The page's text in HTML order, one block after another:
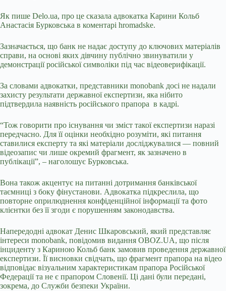
Як пише Delo.ua, про це сказала адвокатка Карини Кольб
Анастасія Бурковська в коментарі hromadske.
Зазначається, що банк не надає доступу до ключових матеріалів
справи, на основі яких дівчину публічно звинуватили у
демонстрації російської символіки під час відеоверифікації.
За словами адвокатки, представники monobank досі не надали
захисту результати державної експертизи, яка нібито
підтвердила наявність російського прапора в кадрі.
“Тож говорити про існування чи зміст такої експертизи наразі
передчасно. Для її оцінки необхідно розуміти, які питання
ставилися експерту та які матеріали досліджувалися — повний
відеозапис чи лише окремий фрагмент, як зазначено в
публікації”, – наголошує Бурковська.
Вона також акцентує на питанні дотримання банківської
таємниці з боку фінустанови. Адвокатка підкреслила, що
повторне оприлюднення конфіденційної інформації та фото
клієнтки без її згоди є порушенням законодавства.
Напередодні адвокат Денис Шкаровський, який представляє
інтереси monobank, повідомив видання OBOZ.UA, що після
інциденту з Кариною Кольб банк замовив проведення державної
експертизи. Її висновки свідчать, що фрагмент прапора на відео
відповідає візуальним характеристикам прапора Російської
Федерації та не є прапором Словенії. Ці дані були передані,
зокрема, до Служби безпеки України.